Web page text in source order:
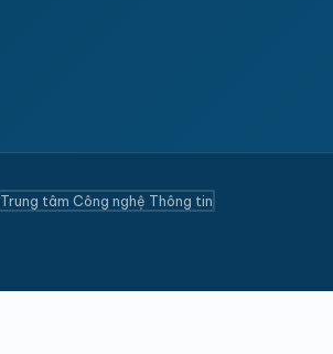
Trung tâm Công nghệ Thông tin